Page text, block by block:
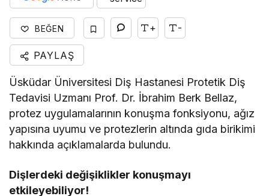
BEĞEN + -
PAYLAŞ
Üsküdar Üniversitesi Diş Hastanesi Protetik Diş
Tedavisi Uzmanı Prof. Dr. İbrahim Berk Bellaz,
protez uygulamalarının konuşma fonksiyonu, ağız
yapısına uyumu ve protezlerin altında gıda birikimi
hakkında açıklamalarda bulundu.
Dişlerdeki değişiklikler konuşmayı
etkileyebiliyor!